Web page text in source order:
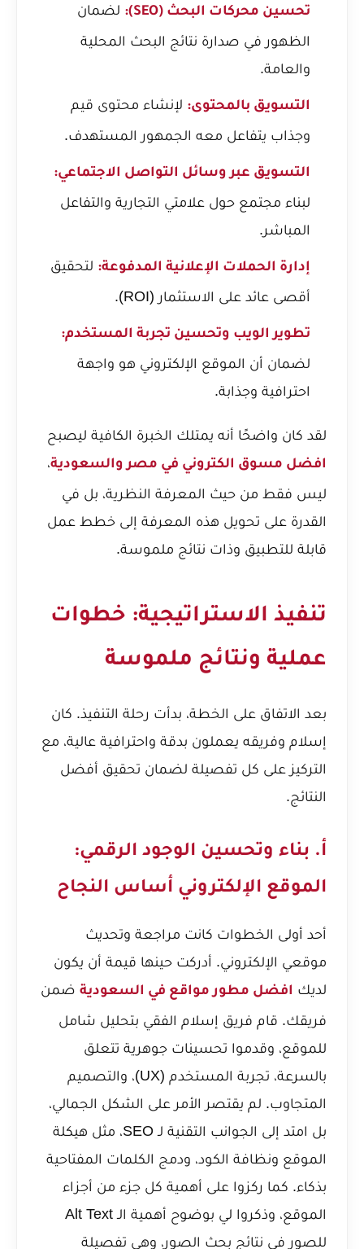
تحسين محركات البحث (SEO):
لضمان
الظهور في صدارة نتائج البحث المحلية
والعامة.
التسويق بالمحتوى: لإنشاء محتوى قيم
وجذاب يتفاعل معه الجمهور المستهدف.
التسويق عبر وسائل التواصل الاجتماعي:
لبناء مجتمع حول علامتي التجارية والتفاعل
المباشر.
إدارة الحملات الإعلانية المدفوعة: لتحقيق
أقصى عائد على الاستثمار (ROI).
تطوير الويب وتحسين تجربة المستخدم:
لضمان أن الموقع الإلكتروني هو واجهة
احترافية وجذابة.
لقد كان واضحًا أنه يمتلك الخبرة الكافية ليصبح
افضل مسوق الكتروني في مصر والسعودية،
ليس فقط من حيث المعرفة النظرية، بل في
القدرة على تحويل هذه المعرفة إلى خطط عمل
قابلة للتطبيق وذات نتائج ملموسة.
تنفيذ الاستراتيجية: خطوات
عملية ونتائج ملموسة
بعد الاتفاق على الخطة، بدأت رحلة التنفيذ. كان
إسلام وفريقه يعملون بدقة واحترافية عالية، مع
التركيز على كل تفصيلة لضمان تحقيق أفضل
النتائج.
أ. بناء وتحسين الوجود الرقمي:
الموقع الإلكتروني أساس النجاح
أحد أولى الخطوات كانت مراجعة وتحديث
موقعي الإلكتروني. أدركت حينها قيمة أن يكون
لديك افضل مطور مواقع في السعودية ضمن
فريقك. قام فريق إسلام الفقي بتحليل شامل
للموقع، وقدموا تحسينات جوهرية تتعلق
بالسرعة، تجربة المستخدم (UX)، والتصميم
المتجاوب. لم يقتصر الأمر على الشكل الجمالي،
بل امتد إلى الجوانب التقنية لـ SEO، مثل هيكلة
الموقع ونظافة الكود، ودمج الكلمات المفتاحية
بذكاء. كما ركزوا على أهمية كل جزء من أجزاء
الموقع، وذكروا لي بوضوح
أهمية الـ Alt Text
للصور في نتائج بحث الصور، وهي تفصيلة